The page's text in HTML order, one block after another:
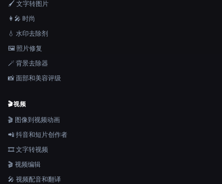
🖌️ 文字转图片
👩‍🎤 时尚
💧 水印去除剂
🖼️ 照片修复
🪄 背景去除器
📸 面部和美容评级
🎬视频
🎬 图像到视频动画
📲 抖音和短片创作者
🎞️ 文字转视频
🎬 视频编辑
🎤 视频配音和翻译